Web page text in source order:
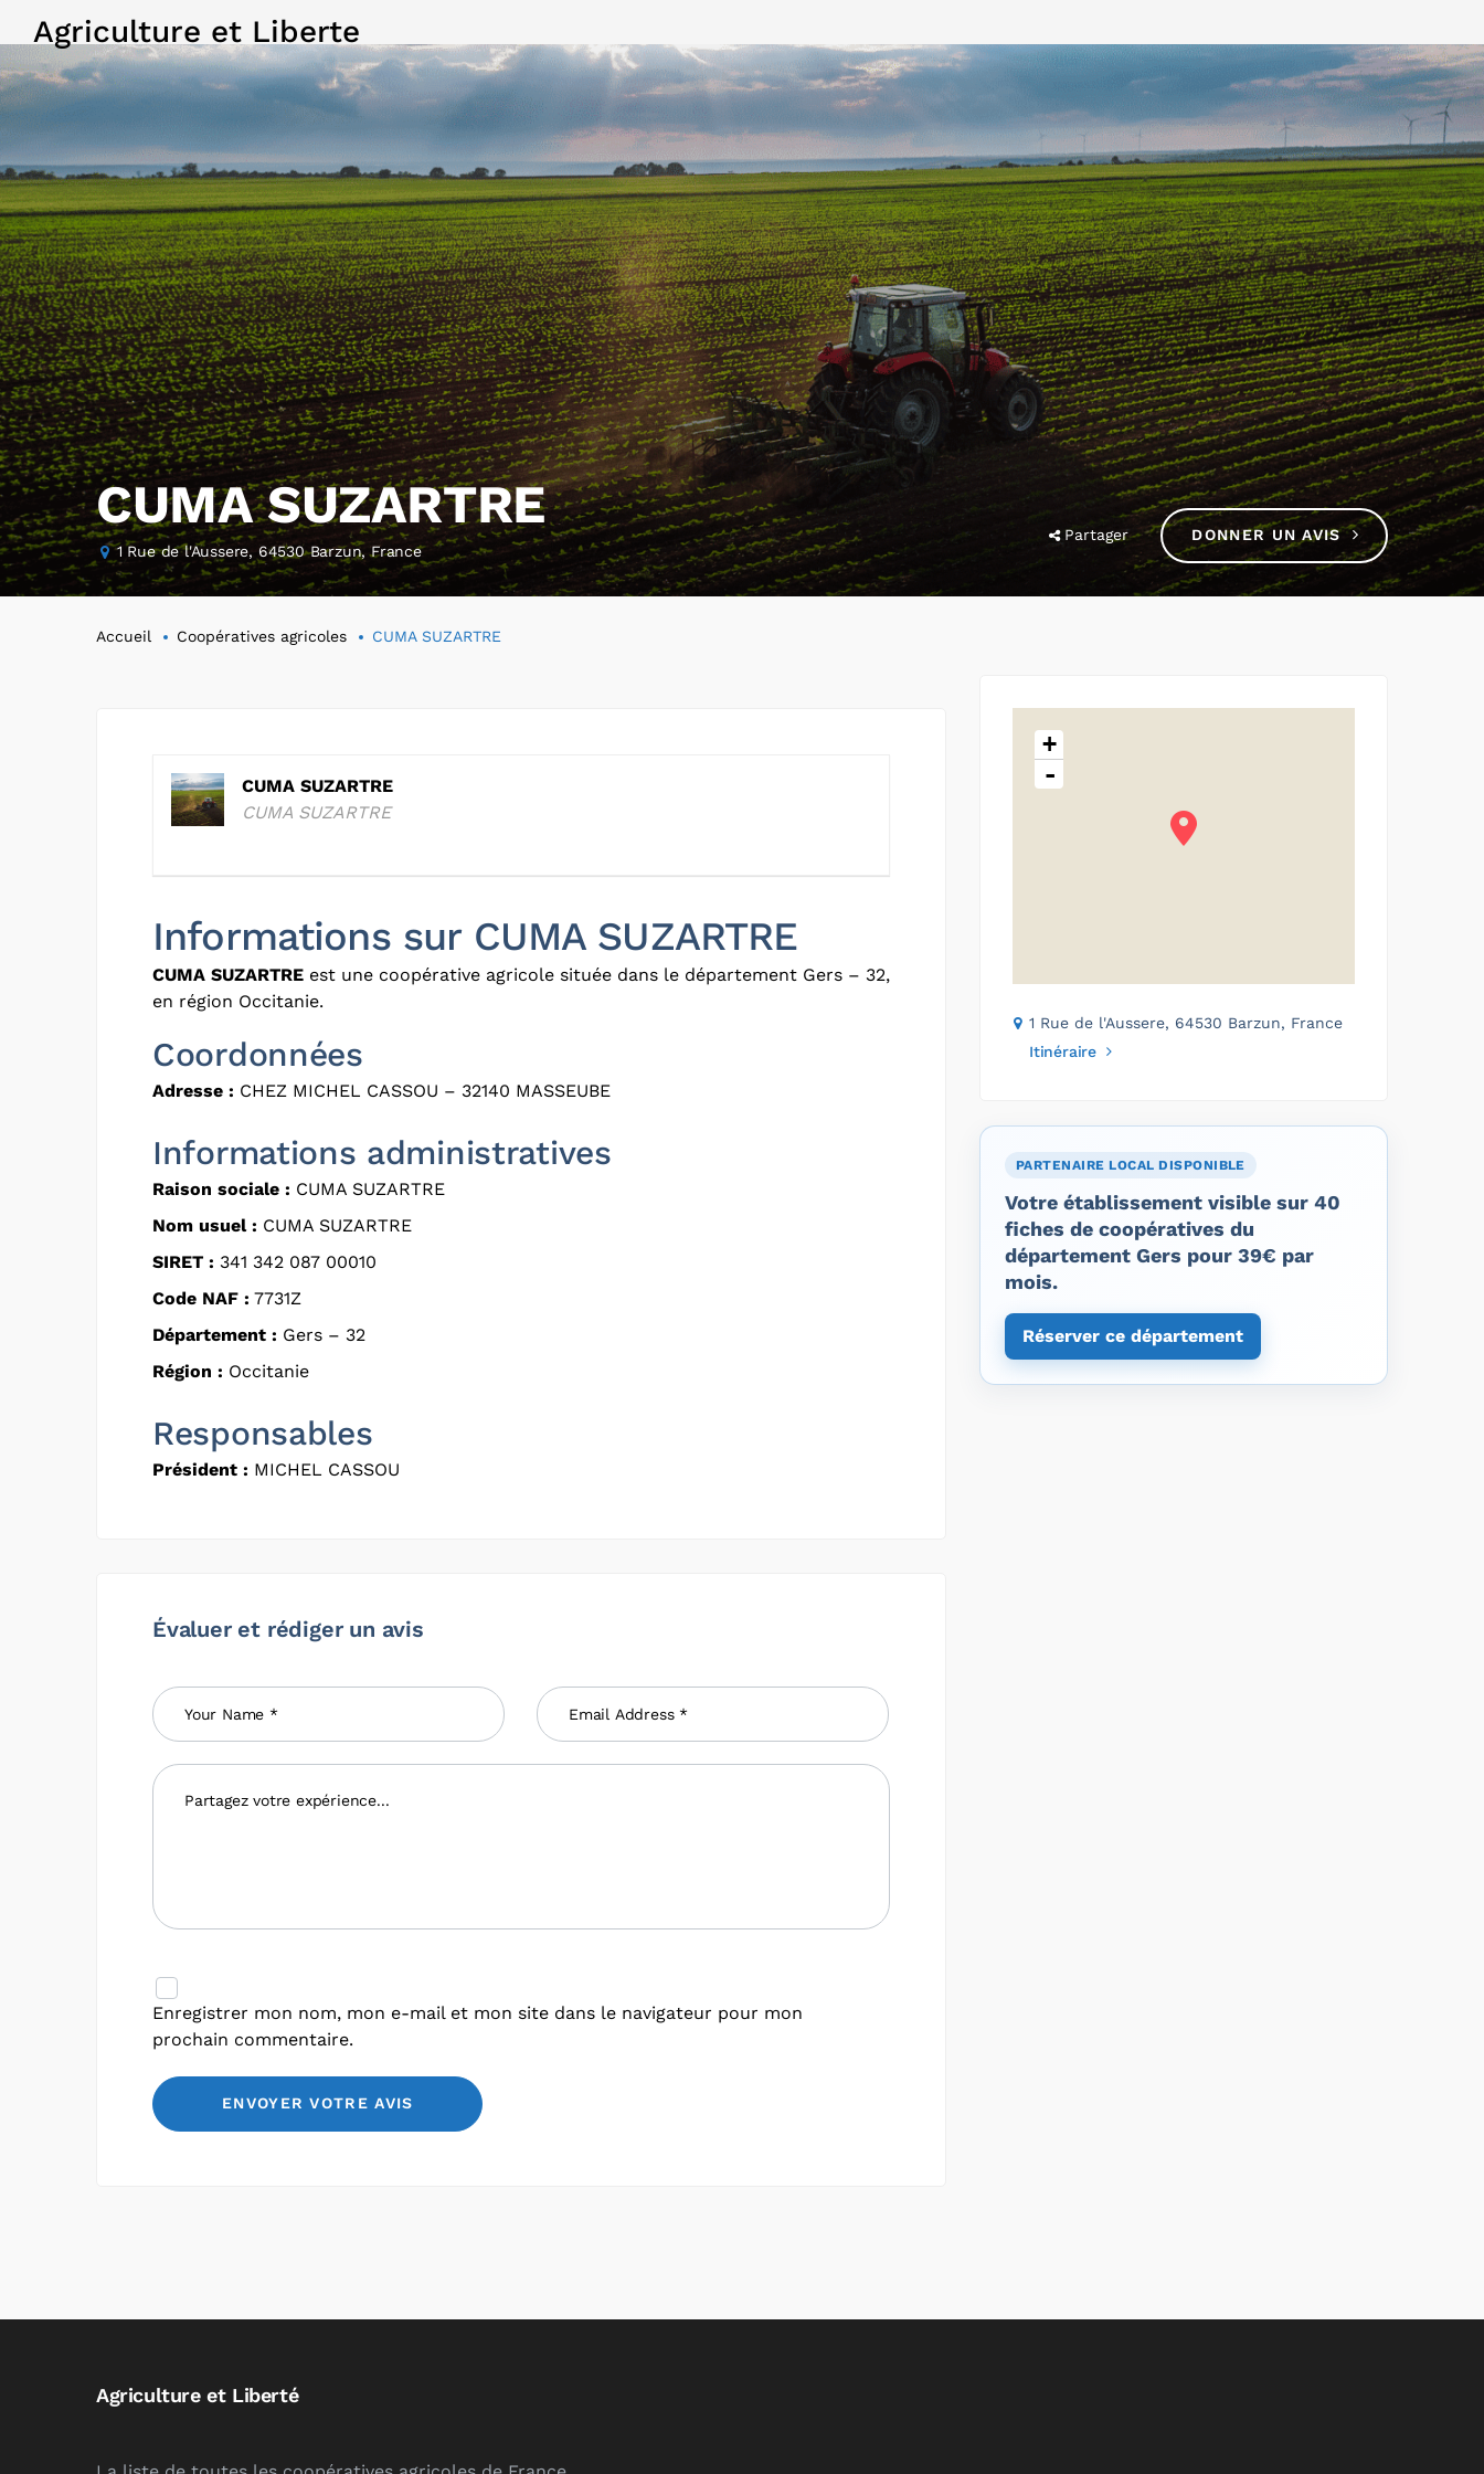
Agriculture et Liberte
CUMA SUZARTRE
1 Rue de l'Aussere, 64530 Barzun, France
Partager DONNER UN AVIS
Accueil Coopératives agricoles CUMA SUZARTRE
CUMA SUZARTRE
CUMA SUZARTRE
Informations sur CUMA SUZARTRE
CUMA SUZARTRE est une coopérative agricole située dans le département Gers – 32,
en région Occitanie.
Coordonnées
Adresse : CHEZ MICHEL CASSOU – 32140 MASSEUBE
Informations administratives
Raison sociale : CUMA SUZARTRE
Nom usuel : CUMA SUZARTRE
SIRET : 341 342 087 00010
Code NAF : 7731Z
Département : Gers – 32
Région : Occitanie
Responsables
Président : MICHEL CASSOU
Évaluer et rédiger un avis
Enregistrer mon nom, mon e-mail et mon site dans le navigateur pour mon
prochain commentaire.
+
-
1 Rue de l'Aussere, 64530 Barzun, France
Itinéraire
PARTENAIRE LOCAL DISPONIBLE
Votre établissement visible sur 40
fiches de coopératives du
département Gers pour 39€ par
mois.
Réserver ce département
Agriculture et Liberté